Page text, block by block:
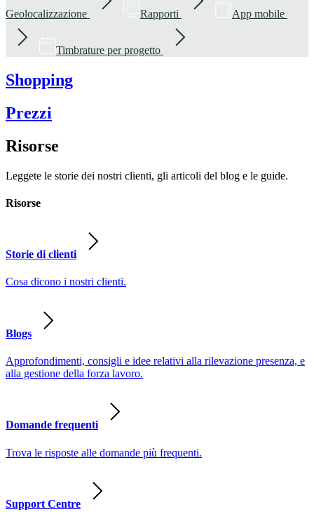
Geolocalizzazione Rapporti App mobile
Timbrature per progetto
Shopping
Prezzi
Risorse
Leggete le storie dei nostri clienti, gli articoli del blog e le guide.
Risorse
Storie di clienti
Cosa dicono i nostri clienti.
Blogs
Approfondimenti, consigli e idee relativi alla rilevazione presenza, e
alla gestione della forza lavoro.
Domande frequenti
Trova le risposte alle domande più frequenti.
Support Centre